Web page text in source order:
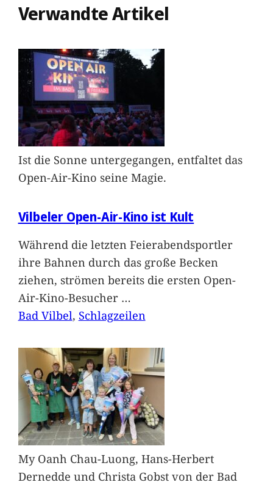
Verwandte Artikel
Ist die Sonne untergegangen, entfaltet das
Open-Air-Kino seine Magie.
Vilbeler Open-Air-Kino ist Kult
Während die letzten Feierabendsportler
ihre Bahnen durch das große Becken
ziehen, strömen bereits die ersten Open-
Air-Kino-Besucher …
Bad Vilbel, Schlagzeilen
My Oanh Chau-Luong, Hans-Herbert
Dernedde und Christa Gobst von der Bad